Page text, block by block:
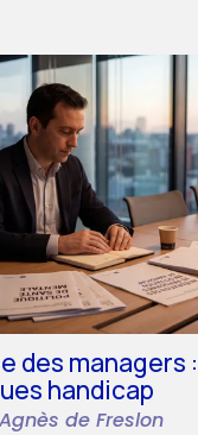
des managers
handicap
Publié
Agnès de Freslon